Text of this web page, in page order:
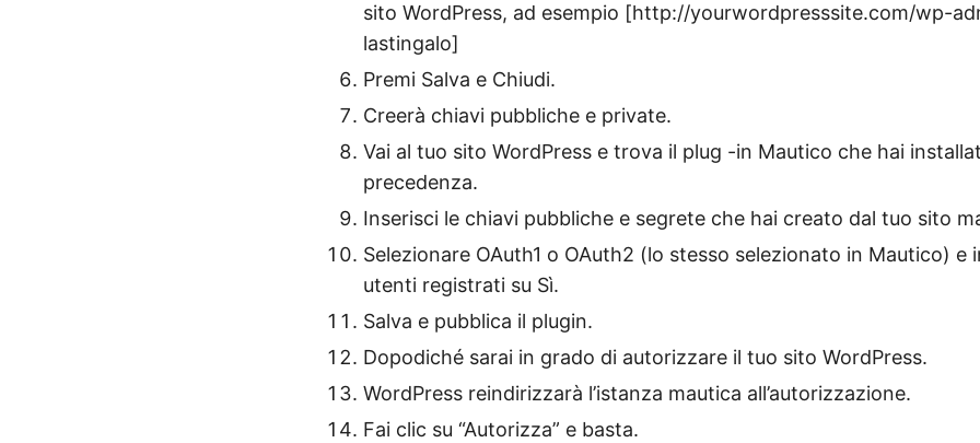
sito WordPress, ad esempio [http://yourwordpresssite.com/wp-
lastingalo]
Premi Salva e Chiudi.
Creerà chiavi pubbliche e private.
Vai al tuo sito WordPress e trova il plug -in Mautico che hai
precedenza.
Inserisci le chiavi pubbliche e segrete che hai creato dal tuo sito
Selezionare OAuth1 o OAuth2 (lo stesso selezionato in Mautico) e
utenti registrati su Sì.
Salva e pubblica il plugin.
Dopodiché sarai in grado di autorizzare il tuo sito WordPress.
WordPress reindirizzarà l’istanza mautica all’autorizzazione.
Fai clic su “Autorizza” e basta.